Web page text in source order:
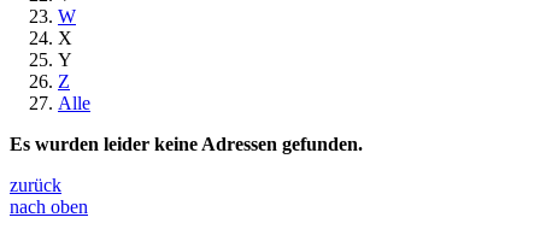
W
X
Y
Z
Alle
Es wurden leider keine Adressen gefunden.
zurück
nach oben